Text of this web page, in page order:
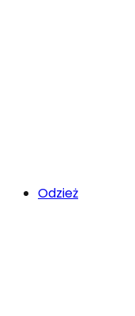
Odzież